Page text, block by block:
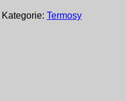
Kategorie: Termosy